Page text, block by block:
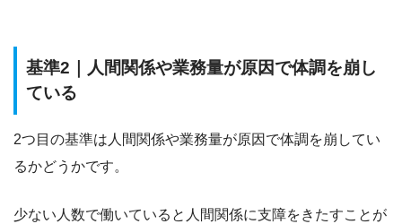
基準2｜人間関係や業務量が原因で体調を崩し
ている
2つ目の基準は 人間関係や業務量が原因で体調を崩してい
るかどうかです。
少ない人数で働いていると人間関係に支障をきたすことが